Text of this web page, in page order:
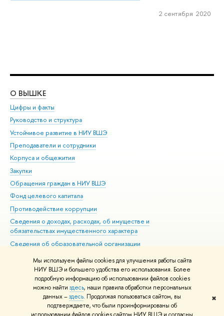
Мы используем файлы cookies для улучшения работы сайта
НИУ ВШЭ и большего удобства его использования. Более
подробную информацию об использовании файлов cookies
можно найти здесь, наши правила обработки персональных
данных –здесь. Продолжая пользоваться сайтом, вы
подтверждаете, что были проинформированы об
✖
2 сентября 2020
О ВЫШКЕ
Цифры и факты
Руководство и структура
Устойчивое развитие в НИУ ВШЭ
Преподаватели и сотрудники
Корпуса и общежития
Закупки
Обращения граждан в НИУ ВШЭ
Фонд целевого капитала
Противодействие коррупции
Сведения о доходах, расходах, об имуществе и
обязательствах имущественного характера
Сведения об образовательной организации
Людям с ограниченными возможностями здоровья
Единая платежная страница
Работа в Вышке